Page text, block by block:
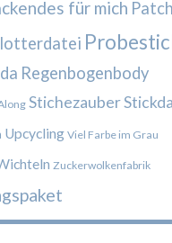
für mich
Regenbogenbody
Stichezauber
Upcycling Viel Farbe im Grau
Zuckerwolkenfabrik